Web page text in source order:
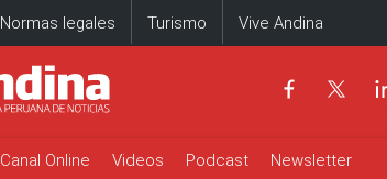
Normas legales Turismo Vive Andina
Canal Online Videos Podcast Newsletter